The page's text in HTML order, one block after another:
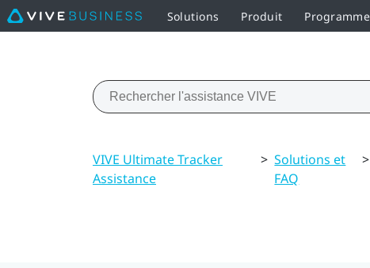
Solutions Produit
VIVE Ultimate Tracker
Assistance
> Solutions et
FAQ
>